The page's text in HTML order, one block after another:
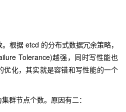
根据 etcd 的分布式数据冗余策略，
Tolerance)越强，同时写性能也
优化，其实就是容错和写性能的一个
群节点个数。原因有二：